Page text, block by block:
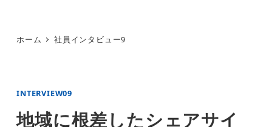
ホーム 社員インタビュー9
INTERVIEW09
地域に根差したシェアサイ